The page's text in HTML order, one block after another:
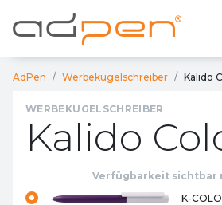
AdPen Werbekugelschreiber Kalido
WERBEKUGELSCHREIBER
Kalido
Verfügbarkeit sichtbar
K-